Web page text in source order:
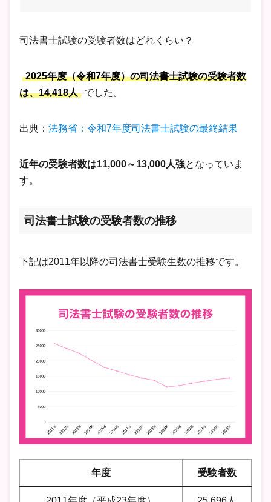
司法書士試験の受験者数はどれくらい？
2025年度（令和7年度）の司法書士試験の受験者数
は、14,418人
でした。
出典： 法務省：令和7年度司法書士試験の最終結果
近年の受験者数は11,000～13,000人強となっていま
す。
司法書士試験の受験者数の推移
下記は2011年以降の司法書士受験生数の推移です。
年度 受験者数